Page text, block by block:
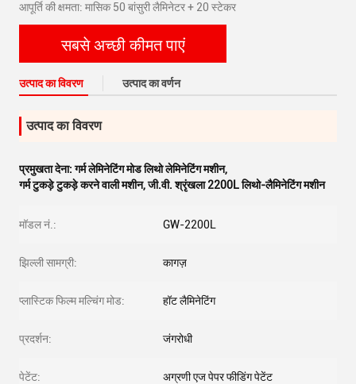
आपूर्ति की क्षमता: मासिक 50 बांसुरी लैमिनेटर + 20 स्टेकर
सबसे अच्छी कीमत पाएं
उत्पाद का विवरण उत्पाद का वर्णन
उत्पाद का विवरण
प्रमुखता देना:गर्म लेमिनेटिंग मोड लिथो लेमिनेटिंग मशीन,
गर्म टुकड़े टुकड़े करने वाली मशीन,जी.वी. श्रृंखला 2200L लिथो-लैमिनेटिंग मशीन
मॉडल नं.: GW-2200L
झिल्ली सामग्री: कागज़
प्लास्टिक फिल्म मल्चिंग मोड: हॉट लैमिनेटिंग
प्रदर्शन: जंगरोधी
पेटेंट: अग्रणी एज पेपर फीडिंग पेटेंट